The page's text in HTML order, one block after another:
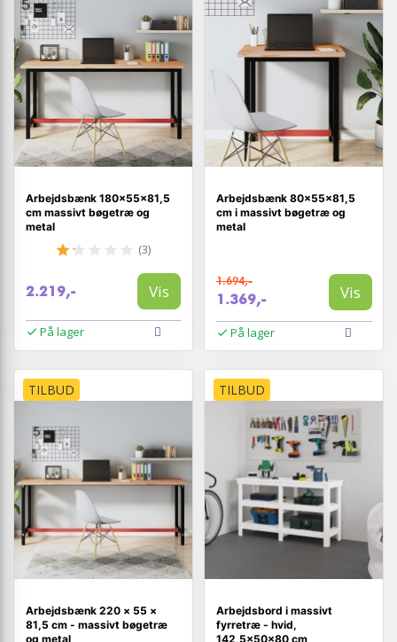
Arbejdsbænk 180x55x81,5
cm massivt bøgetræ og
metal
(3)
2.219,- Vis
På lager
Arbejdsbænk 80×55×81,5
cm i massivt bøgetræ og
metal
1.694,-
1.369,- Vis
På lager
TILBUD
Arbejdsbænk 220 × 55 ×
81,5 cm - massivt bøgetræ
og metal
TILBUD
Arbejdsbord i massivt
fyrretræ - hvid,
142,5×50×80 cm